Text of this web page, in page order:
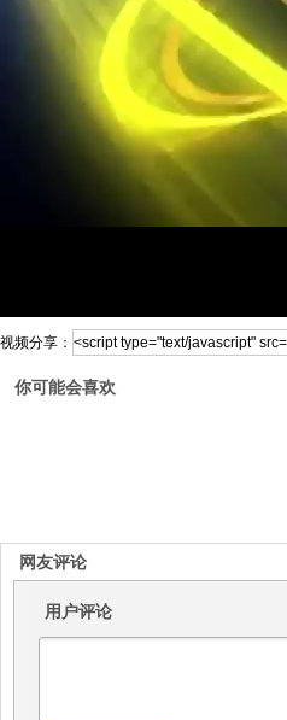
视频分享：
你可能会喜欢
网友评论
用户评论